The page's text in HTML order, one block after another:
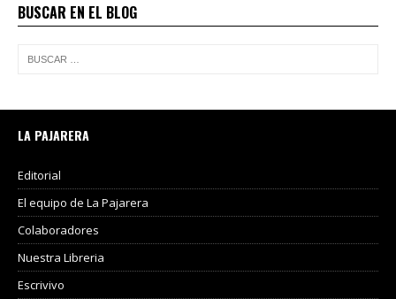
BUSCAR EN EL BLOG
LA PAJARERA
Editorial
El equipo de La Pajarera
Colaboradores
Nuestra Libreria
Escrivivo